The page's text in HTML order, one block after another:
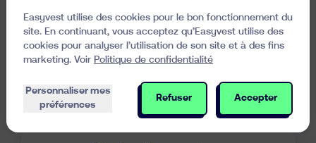
tient à coeur? Il devient alors possible de planifier la gestion
de son patrimoine.
Visualiser ses moyens et ses objectifs est une première
étape pour ancrer son patrimoine dans le futur. Le simulateur
de Easyvest vous permet de faire exactement cela:
Easyvest utilise des cookies pour le bon fonctionnement du
site. En continuant, vous acceptez qu’Easyvest utilise des
cookies pour analyser l’utilisation de son site et à des fins
marketing. Voir Politique de confidentialité
Personnaliser mes
préférences
Refuser Accepter